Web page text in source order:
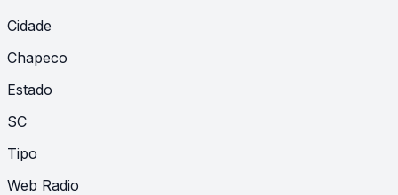
Cidade
Chapeco
Estado
SC
Tipo
Web Radio